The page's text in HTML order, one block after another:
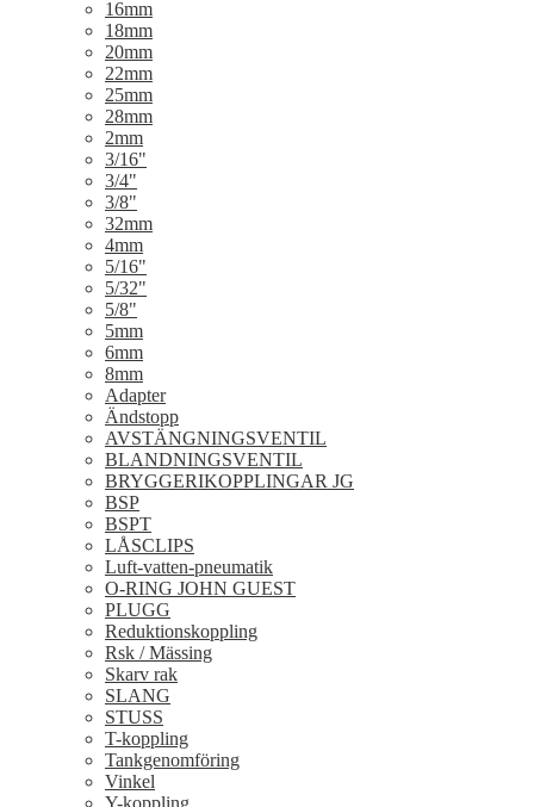
16mm
18mm
20mm
22mm
25mm
28mm
2mm
3/16"
3/4"
3/8"
32mm
4mm
5/16"
5/32"
5/8"
5mm
6mm
8mm
Adapter
Ändstopp
AVSTÄNGNINGSVENTIL
BLANDNINGSVENTIL
BRYGGERIKOPPLINGAR JG
BSP
BSPT
LÅSCLIPS
Luft-vatten-pneumatik
O-RING JOHN GUEST
PLUGG
Reduktionskoppling
Rsk / Mässing
Skarv rak
SLANG
STUSS
T-koppling
Tankgenomföring
Vinkel
Y-koppling